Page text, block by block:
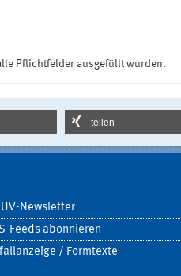
Pflichtfelder ausgefüllt wurden.
teilen
Newsletter
Feeds abonnieren
/ Formtexte